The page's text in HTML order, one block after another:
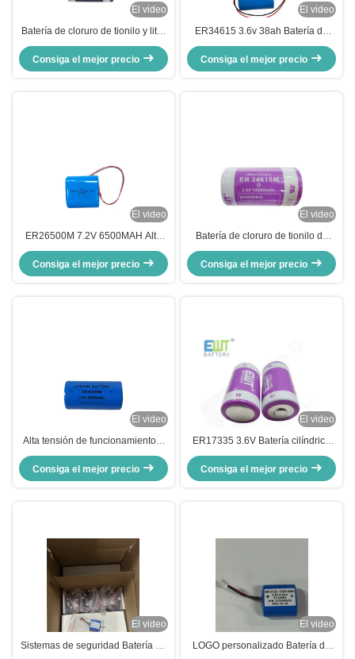
El video
Batería de cloruro de tionilo y litio
con ánodo de carbono ER14250
3.6V 1200mAh para alta
capacidad y capacidad variable
Consiga el mejor precio
El video
ER34615 3.6v 38ah Batería de
cloruro de tionyl de litio de larga
duración para equipos
industriales
Consiga el mejor precio
El video
ER26500M 7.2V 6500MAH Alta
fiabilidad Batería de cloruro de
tionyl de litio de bajo
mantenimiento con litio primario
Consiga el mejor precio
El video
Batería de cloruro de tionilo de
litio D de 3,6 V 14500 mAh
ER34615M, CE
Consiga el mejor precio
El video
Alta tensión de funcionamiento y
terminales/pines/cables/conectores
personalizados Batería de cloruro
de tionyl de litio ER26500M 3.6V
Consiga el mejor precio
El video
ER17335 3.6V Batería cilíndrica
de cloruro de tionylo de litio
LiSOCl2
Consiga el mejor precio
El video
Sistemas de seguridad Batería de
El video
LOGO personalizado Batería de